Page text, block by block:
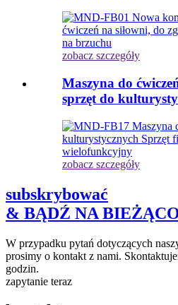
zobacz szczegóły
Maszyna do
sprzęt do
zobacz szczegóły
subskrybować
& BĄDŹ NA
W przypadku pytań dotyczących
prosimy o kontakt z nami.
godzin.
zapytanie teraz